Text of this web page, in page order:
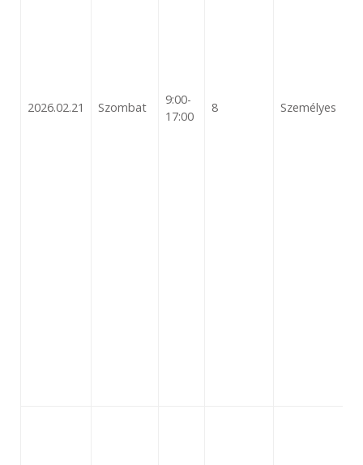
2026.02.21 Szombat
9:00-
17:00
8 Személyes